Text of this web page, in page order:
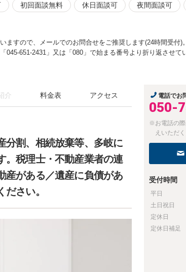
初回面談無料 休日面談可 夜間面談可
ますので、メールでのお問合せをご推奨します(24時間受付)
045-651-2431」又は「080」で始まる番号より折り返させて
介 料金表 アクセス
分割、相続放棄等、多岐に
。税理士・不動産業者の連
産がある／遺産に負債があ
さい。
電話でお
050-
※お電話の際
えいただ
受付時間
平日
土日祝日
定休日
定休日補足